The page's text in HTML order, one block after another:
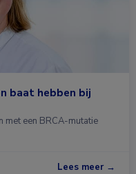
baat hebben bij
met een BRCA-mutatie
Lees meer →